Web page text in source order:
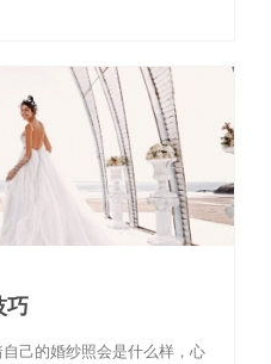
巧
己的婚纱照会是什么样，心